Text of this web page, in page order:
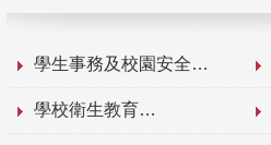
學生事務及校園安全
學校衛生教育